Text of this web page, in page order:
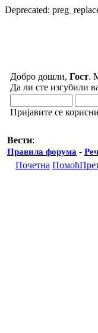
Deprecated:
Добро дошли, Гост.
Да ли сте изгубили
Пријавите се
Вести:
Правила форума -
Почетна Помоћ